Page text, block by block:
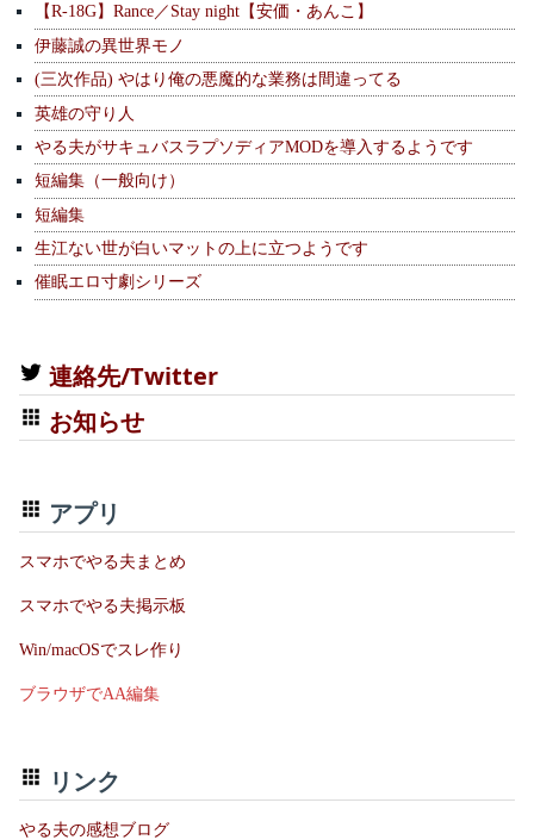
【R-18G】Rance／Stay night【安価・あんこ】
伊藤誠の異世界モノ
(三次作品) やはり俺の悪魔的な業務は間違ってる
英雄の守り人
やる夫がサキュバスラプソディアMODを導入するようです
短編集（一般向け）
短編集
生江ない世が白いマットの上に立つようです
催眠エロ寸劇シリーズ
連絡先/Twitter
お知らせ
アプリ
スマホでやる夫まとめ
スマホでやる夫掲示板
Win/macOSでスレ作り
ブラウザでAA編集
リンク
やる夫の感想ブログ